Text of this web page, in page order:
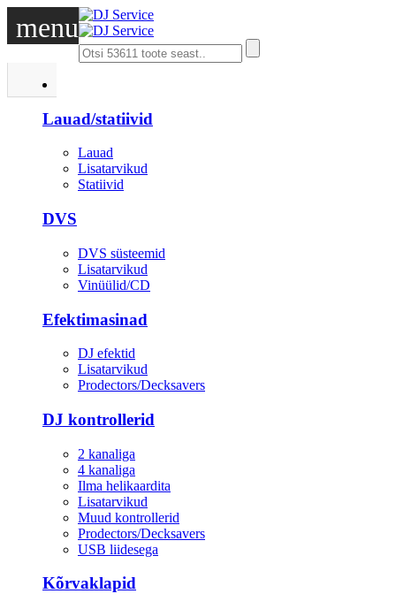
menu
Lauad/statiivid
Lauad
Lisatarvikud
Statiivid
DVS
DVS süsteemid
Lisatarvikud
Vinüülid/CD
Efektimasinad
DJ efektid
Lisatarvikud
Prodectors/Decksavers
DJ kontrollerid
2 kanaliga
4 kanaliga
Ilma helikaardita
Lisatarvikud
Muud kontrollerid
Prodectors/Decksavers
USB liidesega
Kõrvaklapid